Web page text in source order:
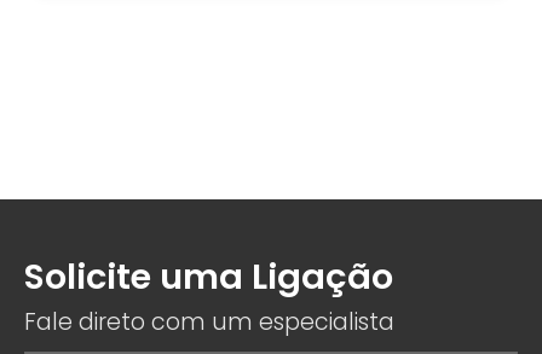
Solicite uma Ligação
Fale direto com um especialista